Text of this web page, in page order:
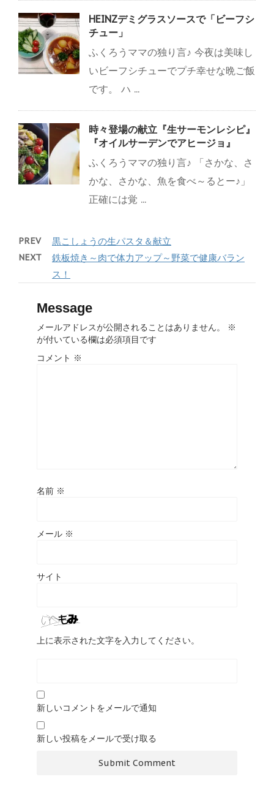
HEINZデミグラスソースで「ビーフシ
チュー」
ふくろうママの独り言♪ 今夜は美味し
いビーフシチューでプチ幸せな晩ご飯
です。 ハ ...
時々登場の献立『生サーモンレシピ』
『オイルサーデンでアヒージョ』
ふくろうママの独り言♪ 「さかな、さ
かな、さかな、魚を食べ～るとー♪」
正確には覚 ...
PREV 黒こしょうの生パスタ＆献立
NEXT
鉄板焼き～肉で体力アップ～野菜で健康バラン
ス！
Message
メールアドレスが公開されることはありません。
※
が付いている欄は必須項目です
コメント ※
名前 ※
メール ※
サイト
上に表示された文字を入力してください。
新しいコメントをメールで通知
新しい投稿をメールで受け取る